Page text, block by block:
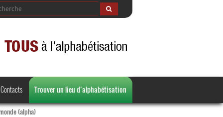
Contacts Trouver un lieu d’alphabétisation
(alpha)